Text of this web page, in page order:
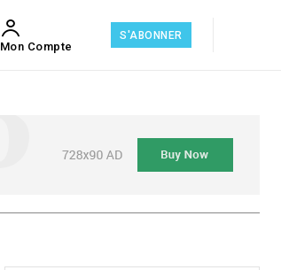
Mon Compte
S'ABONNER